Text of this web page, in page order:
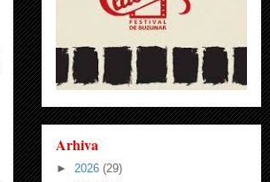
Arhiva
► 2026 (29)